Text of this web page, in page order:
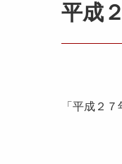
平成
「平成２